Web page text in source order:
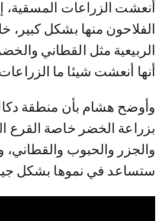
أنعشت الزراعات المسقية،
الفلاحون منها بشكل كبير،
الربيعية مثل القطاني
أنها أنعشت شيئا ما الزراعات
وأوضح هشام بأن منطقة
بزراعة الخضر خاصة القرع
والجزر والحبوب والقطاني،
ستساعد في نموها بشكل